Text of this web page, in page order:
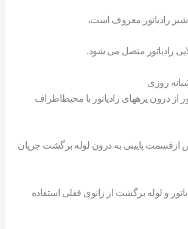
رادياتور معروف است،
رادياتور متصل می شود.
روزی
از درون پرههای رادياتور با محيطاطراف
پايينی به درون لوله برگشت جريان
و لوله برگشت از زانوی قفلی استفاده